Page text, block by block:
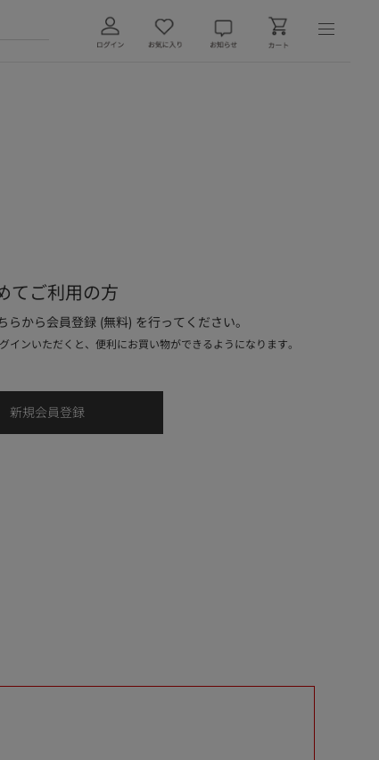
てご利用の方
から会員登録 (無料) を行ってください。
インいただくと、便利にお買い物ができるようになります。